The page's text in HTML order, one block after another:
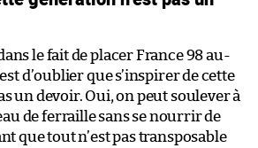
le fait de placer France 98 au-
d’oublier que s’inspirer de cette
un devoir. Oui, on peut soulever à
de ferraille sans se nourrir de
que tout n’est pas transposable